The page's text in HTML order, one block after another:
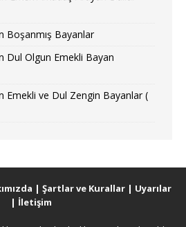
Boşanmış Bayanlar
Dul Olgun Emekli Bayan
Emekli ve Dul Zengin Bayanlar (
| Şartlar ve Kurallar | Uyarılar
| İletişim